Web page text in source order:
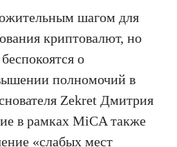
шагом для
криптовалют, но
о
полномочий в
Zekret Дмитрия
в рамках MiCA также
«слабых мест